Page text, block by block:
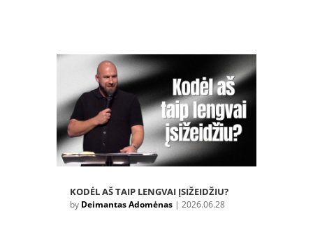
KODĖL AŠ TAIP LENGVAI ĮSIŽEIDŽIU?
by Deimantas Adomėnas| 2026.06.28